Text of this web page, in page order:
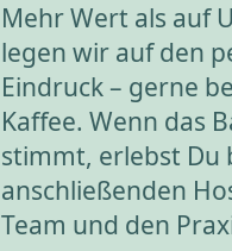
Mehr Wert als auf
legen wir auf den
Eindruck – gerne
Kaffee. Wenn das
stimmt, erlebst Du
anschließenden
Team und den